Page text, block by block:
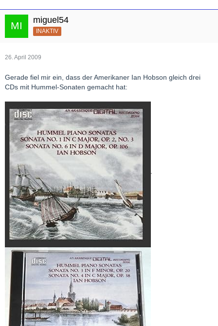
miguel54
INAKTIV
26. April 2009
Gerade fiel mir ein, dass der Amerikaner Ian Hobson gleich drei
CDs mit Hummel-Sonaten gemacht hat: